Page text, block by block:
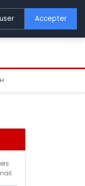
Accepter